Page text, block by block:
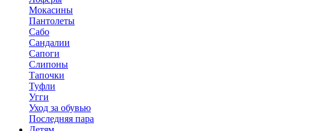
Мокасины
Пантолеты
Сабо
Сандалии
Сапоги
Слипоны
Тапочки
Туфли
Угги
Уход за обувью
Последняя пара